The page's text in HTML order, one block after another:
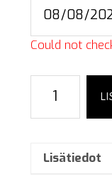
Could not
cover,
medium,
Lisätiedot